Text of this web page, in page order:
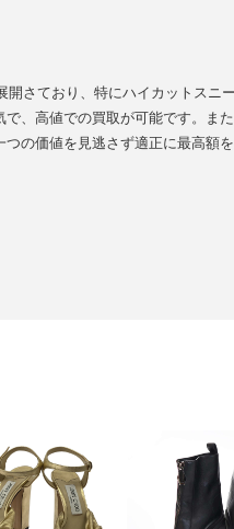
さており、特にハイカットスニ
、高値での買取が可能です。ま
の価値を見逃さず適正に最高額